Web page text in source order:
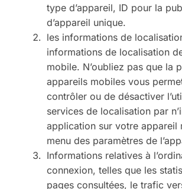
type d’appareil, ID pour la
d’appareil unique.
les informations de
informations de localisation
mobile. N’oubliez pas que la
appareils mobiles vous
contrôler ou de désactiver
services de localisation par
application sur votre appareil
menu des paramètres de
Informations relatives à
connexion, telles que les
pages consultées, le trafic